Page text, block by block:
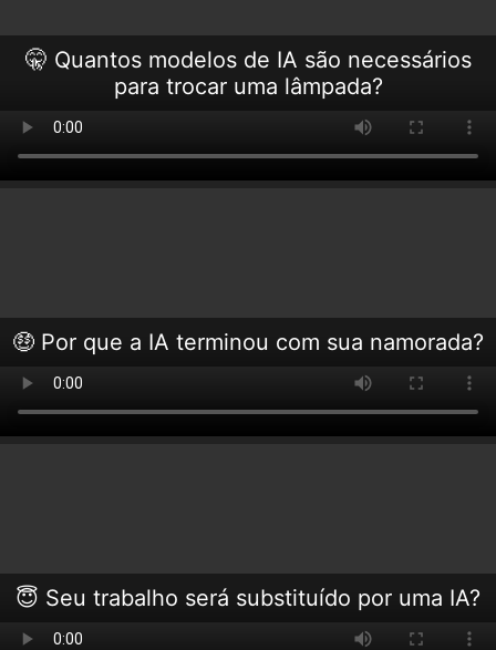
🤫 Quantos modelos de IA são necessários
para trocar uma lâmpada?
🤑 Por que a IA terminou com sua namorada?
😇 Seu trabalho será substituído por uma IA?